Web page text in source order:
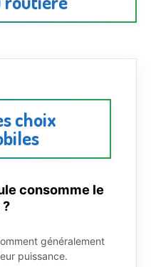
choix
consomme le
généralement
puissance.